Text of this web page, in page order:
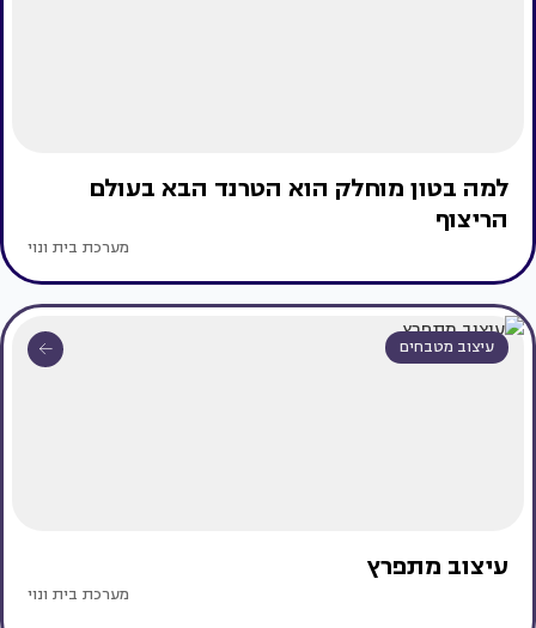
למה בטון מוחלק הוא הטרנד הבא בעולם
הריצוף
מערכת בית ונוי
עיצוב מטבחים
עיצוב מתפרץ
מערכת בית ונוי